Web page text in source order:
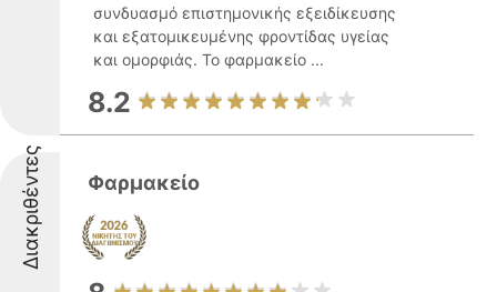
συνδυασμό επιστημονικής εξειδίκευσης
και εξατομικευμένης φροντίδας υγείας
και ομορφιάς. Το φαρμακείο ...
8.2
Διακριθέντες Φαρμακείο